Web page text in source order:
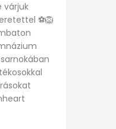
várjuk
⚽🦁